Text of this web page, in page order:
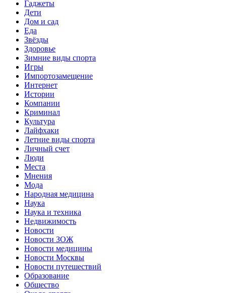
Гаджеты
Дети
Дом и сад
Еда
Звёзды
Здоровье
Зимние виды спорта
Игры
Импортозамещение
Интернет
Истории
Компании
Криминал
Культура
Лайфхаки
Летние виды спорта
Личный счет
Люди
Места
Мнения
Мода
Народная медицина
Наука
Наука и техника
Недвижимость
Новости
Новости ЗОЖ
Новости медицины
Новости Москвы
Новости путешествий
Образование
Общество